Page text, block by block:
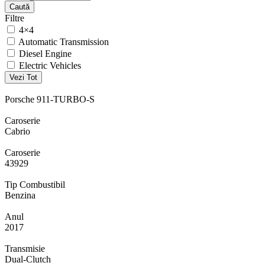
Caută
Filtre
4×4
Automatic Transmission
Diesel Engine
Electric Vehicles
Vezi Tot
Porsche 911-TURBO-S
Caroserie
Cabrio
Caroserie
43929
Tip Combustibil
Benzina
Anul
2017
Transmisie
Dual-Clutch